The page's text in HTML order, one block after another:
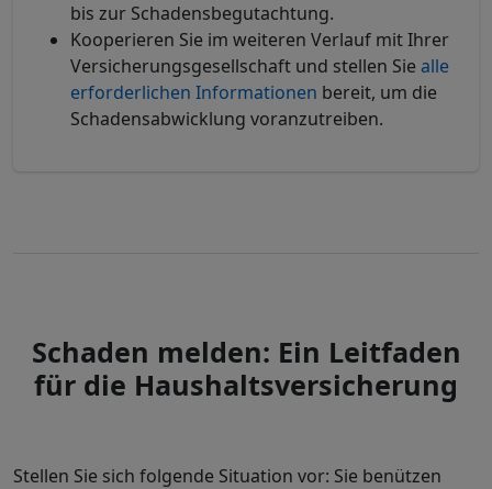
bis zur Schadensbegutachtung.
Kooperieren Sie im weiteren Verlauf mit Ihrer
Versicherungsgesellschaft und stellen Sie alle
erforderlichen Informationen bereit, um die
Schadensabwicklung voranzutreiben.
Schaden melden: Ein Leitfaden
für die Haushaltsversicherung
Stellen Sie sich folgende Situation vor: Sie benützen